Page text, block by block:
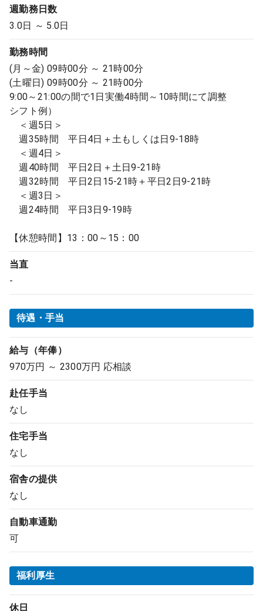
週勤務日数
3.0日 ～ 5.0日
勤務時間
(月～金) 09時00分 ～ 21時00分
(土曜日) 09時00分 ～ 21時00分
9:00～21:00の間で1日実働4時間～10時間にて調整
シフト例）
＜週5日＞
週35時間 平日4日＋土もしくは日9-18時
＜週4日＞
週40時間 平日2日＋土日9-21時
週32時間 平日2日15-21時＋平日2日9-21時
＜週3日＞
週24時間 平日3日9-19時
【休憩時間】13：00～15：00
当直
-
待遇・手当
給与（年俸）
970万円 ～ 2300万円 応相談
赴任手当
なし
住宅手当
なし
宿舎の提供
なし
自動車通勤
可
福利厚生
休日